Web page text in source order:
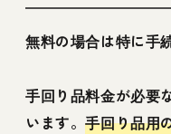
無料の場合は特に手
手回り品料金が必要
います。手回り品用